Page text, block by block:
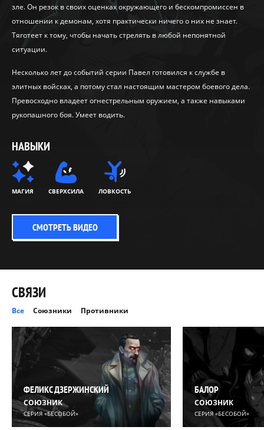
зле. Он резок в своих оценках окружающего и бескомпромиссен в
отношении к демонам, хотя практически ничего о них не знает.
Тяготеет к тому, чтобы начать стрелять в любой непонятной
ситуации.
Несколько лет до событий серии Павел готовился к службе в
элитных войсках, а потому стал настоящим мастером боевого дела.
Превосходно владеет огнестрельным оружием, а также навыками
рукопашного боя. Умеет водить.
НАВЫКИ
МАГИЯ СВЕРХСИЛА ЛОВКОСТЬ
СМОТРЕТЬ ВИДЕО
СВЯЗИ
Все Союзники Противники
ФЕЛИКС ДЗЕРЖИНСКИЙ
СОЮЗНИК
СЕРИЯ «БЕСОБОЙ»
БАЛОР
СОЮЗНИК
СЕРИЯ «БЕСОБОЙ»